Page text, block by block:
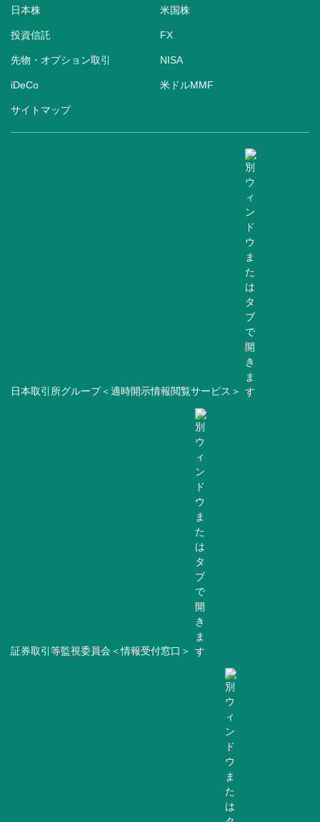
日本株 米国株
投資信託 FX
先物・オプション取引 NISA
iDeCo 米ドルMMF
サイトマップ
日本取引所グループ＜適時開示情報閲覧サービス＞
証券取引等監視委員会＜情報受付窓口＞